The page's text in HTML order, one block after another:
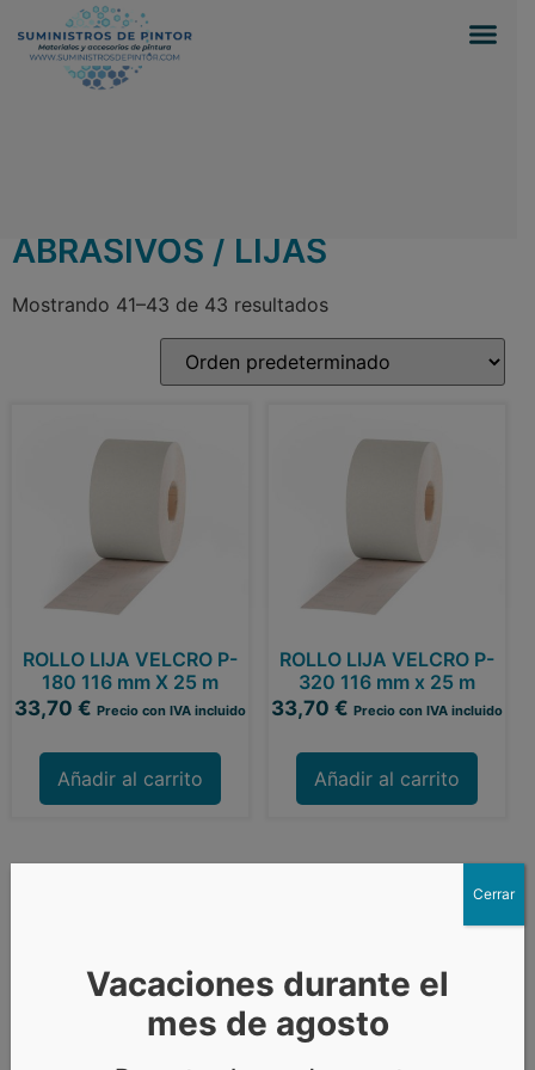
ABRASIVOS / LIJAS
Mostrando 41–43 de 43 resultados
ROLLO LIJA VELCRO P-
180 116 mm X 25 m
33,70€ Precio con IVA incluido
Añadir al carrito
ROLLO LIJA VELCRO P-
320 116 mm x 25 m
33,70 € Precio con IVA incluido
Añadir al carrito
Vacaciones durante el
mes de agosto
Cerrar